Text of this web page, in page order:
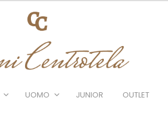
UOMO JUNIOR OUTLET